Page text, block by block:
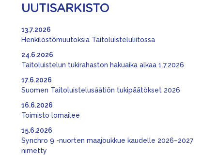
UUTISARKISTO
Henkilöstömuutoksia Taitoluisteluliitossa
13.7.2026
Taitoluistelun tukirahaston hakuaika alkaa 1.7.2026
24.6.2026
Suomen Taitoluistelusäätiön tukipäätökset 2026
17.6.2026
Toimisto lomailee
16.6.2026
Synchro 9 -nuorten maajoukkue kaudelle 2026–2027
nimetty
15.6.2026